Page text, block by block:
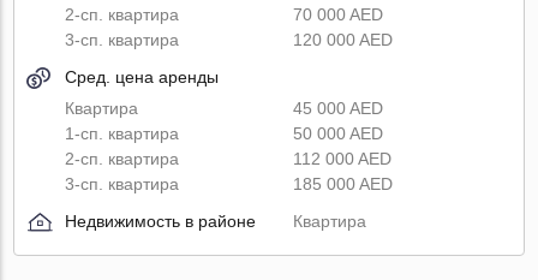
2-сп. квартира
70 000 AED
3-сп. квартира
120 000 AED
Сред. цена аренды
Квартира
45 000 AED
1-сп. квартира
50 000 AED
2-сп. квартира
112 000 AED
3-сп. квартира
185 000 AED
Недвижимость в районе
Квартира